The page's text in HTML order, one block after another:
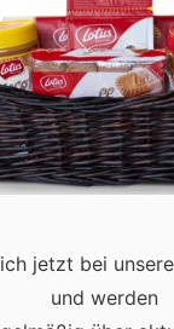
bunten Festmeile
jetzt bei
und werden